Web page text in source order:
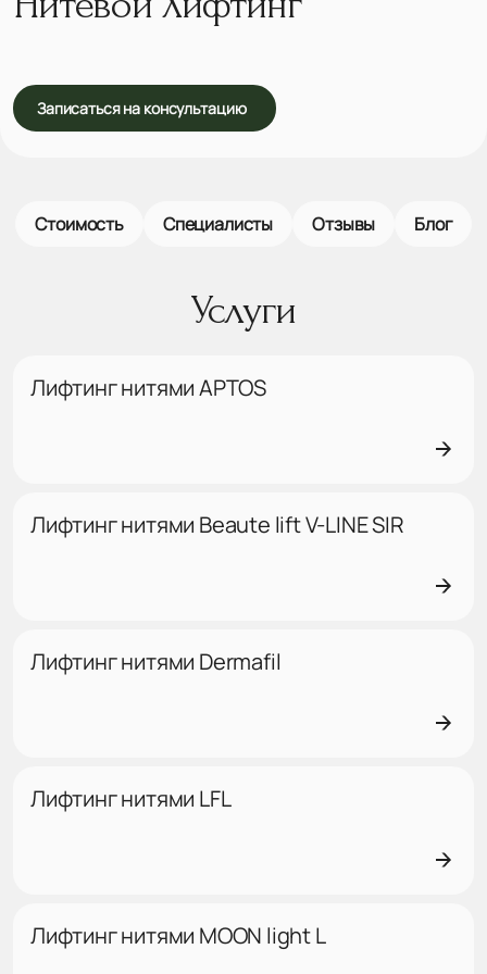
Записаться на консультацию
Стоимость Специалисты Отзывы Блог
Услуги
Лифтинг нитями APTOS
Лифтинг нитями Beaute lift V-LINE SIR
Лифтинг нитями Dermafil
Лифтинг нитями LFL
Лифтинг нитями MOON light L